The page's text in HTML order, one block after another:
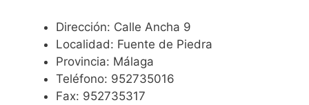
Dirección: Calle Ancha 9
Localidad: Fuente de Piedra
Provincia: Málaga
Teléfono: 952735016
Fax: 952735317